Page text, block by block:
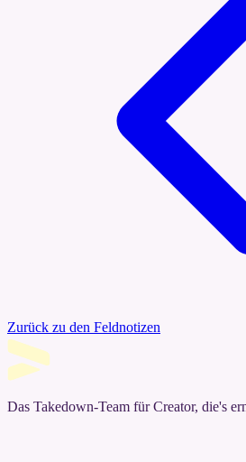
Zurück zu den Feldnotizen
Das Takedown-Team für Creator, die's